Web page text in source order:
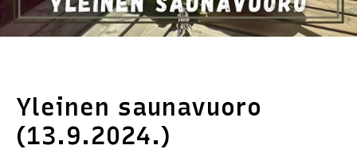
Yleinen saunavuoro
(13.9.2024.)